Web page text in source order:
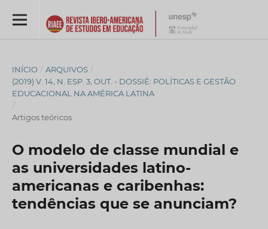
INÍCIO / ARQUIVOS /
(2019) V. 14, N. ESP. 3, OUT. - DOSSIÊ: POLÍTICAS E GESTÃO
EDUCACIONAL NA AMÉRICA LATINA
/
Artigos teóricos
O modelo de classe mundial e
as universidades latino-
americanas e caribenhas:
tendências que se anunciam?